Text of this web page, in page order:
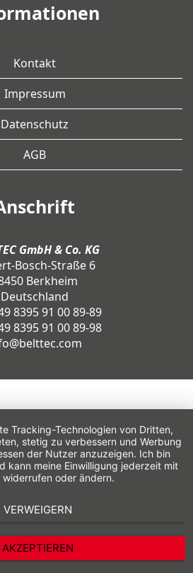
Kontakt
Impressum
Datenschutz
AGB
GmbH & Co. KG
Bosch-Straße 6
Berkheim
Deutschland
8395 91 00 89-89
8395 91 00 89-98
Tracking-Technologien von Dritten,
stetig zu verbessern und Werbung
der Nutzer anzuzeigen. Ich bin
kann meine Einwilligung jederzeit mit
oder ändern.
VERWEIGERN
AKZEPTIEREN